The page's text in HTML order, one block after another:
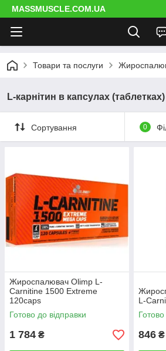
MASSMUSCLE.COM.UA
Товари та послуги
L-карнітин в капсулах (таблетках)
Сортування 0
Жироспалювач Olimp L-
Carnitine 1500 Extreme
120caps
Готово до відправки
1 784 ₴
L-
846 ₴